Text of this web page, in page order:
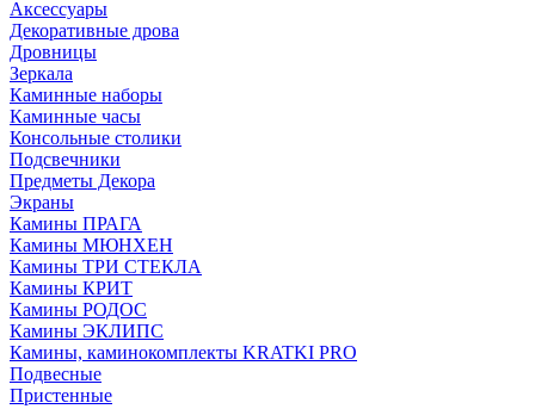
Аксессуары
Декоративные дрова
Дровницы
Зеркала
Каминные наборы
Каминные часы
Консольные столики
Подсвечники
Предметы Декора
Экраны
Камины ПРАГА
Камины МЮНХЕН
Камины ТРИ СТЕКЛА
Камины КРИТ
Камины РОДОС
Камины ЭКЛИПС
Камины, каминокомплекты KRATKI PRO
Подвесные
Пристенные